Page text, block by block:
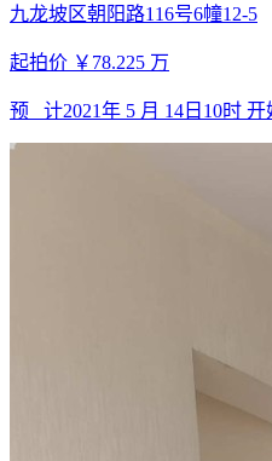
九龙坡区朝阳路116号6幢12-5
起拍价 ￥78.225 万
预 计2021年 5 月 14日10时 开